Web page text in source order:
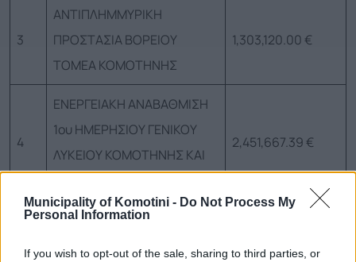
Municipality of Komotini - Do Not Process My
Personal Information
If you wish to opt-out of the sale, sharing to third parties, or
3
ΑΝΤΙΠΛΗΜΜΥΡΙΚΗ
ΠΡΟΣΤΑΣΙΑ ΒΟΡΕΙΟΥ
ΤΟΜΕΑ ΚΟΜΟΤΗΝΗΣ
1,303,120.00 €
4
ΕΝΕΡΓΕΙΑΚΗ ΑΝΑΒΑΘΜΙΣΗ
1ου ΗΜΕΡΗΣΙΟΥ ΓΕΝΙΚΟΥ
ΛΥΚΕΙΟΥ ΚΟΜΟΤΗΝΗΣ ΚΑΙ
2,451,667.39 €
Συγχρηματοδοτούμενα Έργα Χρηματοδοτικής Περιόδου 2021-2027